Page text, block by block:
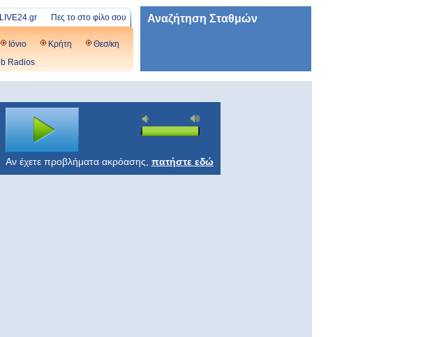
Πες το στο φίλο σου
Ιόνιο Κρήτη
Θεσ/κη
Radios
Αναζήτηση Σταθμών
Αν έχετε προβλήματα ακρόασης, πατήστε εδώ